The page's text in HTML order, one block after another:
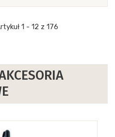
1 - 12 z 176